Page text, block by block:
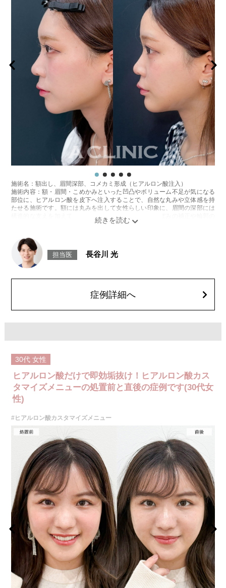
施術名：額出し、眉間深部、コメカミ形成（ヒアルロン酸注入）
施術内容：額・眉間・こめかみといった凹凸やボリューム不足が気になる
部位に、ヒアルロン酸を皮下へ注入することで、自然な丸みや立体感を持
たせる施術です。額には丸みを出して女性らしい印象に、眉間の深部には
構造的な支えを加えてしわの改善に、こめかみにはくぼみの補正や輪郭の
バランス調整など、部位ごとの目的に応じてデザイン・注入を行います。
施術時間：注入箇所数により異なりますが、約10分程です。
リスク、副作用：腫れ、赤み、内出血、痛み、突っ張り感などが生じるこ
とがございます。また、稀にアレルギー、細菌感染症、血管閉塞などが生
じることがございます。注入箇所を強く刺激するようなマッサージは1〜2
費用：レスチレンリフト（※横浜院限定）98,800円〜228,800円(税込)／ジ
ュビダームビスタウルトラXC 131,800円〜283,800円(税込)／ボリューマ
153,800円〜327,800円(税込)
出し、Eライン（横顔のバランス）を整える効果も期待できます。顔全体の
印象をシャープに見せたい方や、あごが引っ込んで見える方に適したプチ
整形のひとつです。
施術時間：約10分程
リスク、副作用：施術後に腫れ、赤み、内出血、痛み、突っ張り感などが
生じることがありますが、通常は数日〜1週間程度で徐々に軽快します。ま
た、稀にアレルギー反応、細菌感染、血管閉塞、しこり（硬化）や小さな
押したりマッサージしたりすることはお控えください。
レスチレン 54,800円(税込)
レスチレンリフト※横浜院限定 76,800円(税込)
ジュビダームビスタウルトラXC 109,800円(税込)
クレヴィエルコントア 109,800円(税込)
ボリューマ 131,800円(税込)
オプション：表面麻酔 3,300円(税込) 笑気麻酔 3,300円(税込)
施術名：ヒアルロン酸注射(シワ)
施術内容：加齢や表情のクセなどによって刻まれたしわに対し、ヒアルロ
ン酸を皮下に注入することで、皮膚の内側からふくらみを持たせてしわを
目立たなくさせる施術です。法令線や口元、額、眉間など部位に応じて適
切な製剤と注入量を選び、自然なボリューム感と輪郭の整った仕上がりを
目指します。ダウンタイムが比較的少なく、即時的な効果を実感しやすい
のが特徴です。
施術時間：注入箇所数により異なりますが、約15～30分程です。
リスク、副作用：腫れ、赤み、内出血、痛み、突っ張り感などが生じるこ
とがございます。また、稀にアレルギー、細菌感染症、血管閉塞などが生
じることがございます。注入箇所を強く刺激するようなマッサージは1〜2
週間ほどお控えください。
担当医 長谷川 光
症例詳細へ
30代 女性
ヒアルロン酸だけで即効垢抜け！ヒアルロン酸カス
タマイズメニューの処置前と直後の症例です(30代女
性)
#ヒアルロン酸カスタマイズメニュー